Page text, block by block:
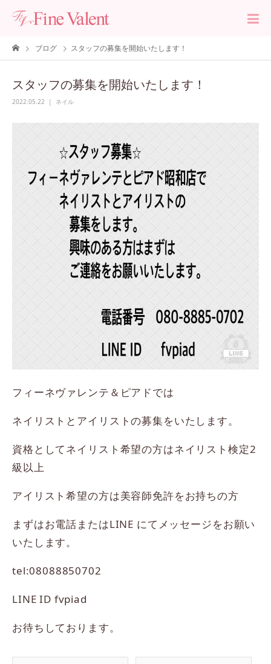
ブログ スタッフの募集を開始いたします！
スタッフの募集を開始いたします！
2022.05.22 ネイル
フィーネヴァレンテ＆ピアドでは
ネイリストとアイリストの募集をいたします。
資格としてネイリスト希望の方はネイリスト検定2
級以上
アイリスト希望の方は美容師免許をお持ちの方
まずはお電話またはLINE にてメッセージをお願い
いたします。
tel:08088850702
LINE ID fvpiad
お待ちしております。